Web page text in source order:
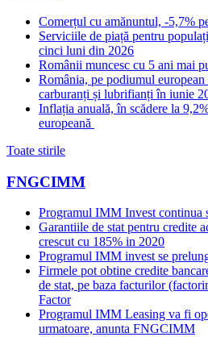
Comerțul cu amănuntul, -5,7%
Serviciile de piață pentru
cinci luni din 2026
Românii muncesc cu 5 ani mai
România, pe podiumul
carburanți și lubrifianți în iunie
Inflația anuală, în scădere la
europeană
Toate stirile
FNGCIMM
Programul IMM Invest continua
Garantiile de stat pentru credite
crescut cu 185% in 2020
Programul IMM invest se
Firmele pot obtine credite
de stat, pe baza facturilor
Factor
Programul IMM Leasing va fi
urmatoare, anunta FNGCIMM